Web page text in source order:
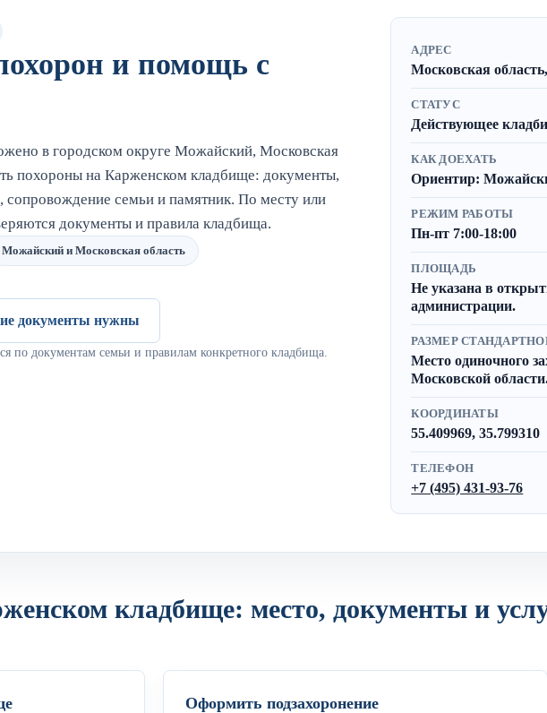
и помощь с
в городском округе Можайский, Московская
похороны на Карженском кладбище: документы,
сопровождение семьи и памятник. По месту или
документы и правила кладбища.
Можайский и Московская область
документы нужны
по документам семьи и правилам конкретного кладбища.
АДРЕС
Московская
СТАТУС
Действующее
КАК ДОЕХАТЬ
Ориентир:
РЕЖИМ РАБОТЫ
Пн-пт 7:00-18:00
ПЛОЩАДЬ
Не указана в
администрации.
РАЗМЕР
Место одиночного
Московской
КООРДИНАТЫ
55.409969, 35.799310
ТЕЛЕФОН
+7 (495) 431-93-76
кладбище: место, документы и
Оформить подзахоронение